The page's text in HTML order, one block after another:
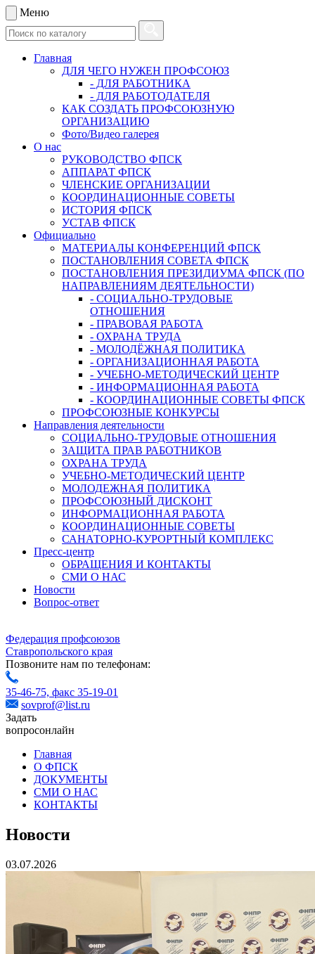
Меню
Главная
ДЛЯ ЧЕГО НУЖЕН ПРОФСОЮЗ
- ДЛЯ РАБОТНИКА
- ДЛЯ РАБОТОДАТЕЛЯ
КАК СОЗДАТЬ ПРОФСОЮЗНУЮ
ОРГАНИЗАЦИЮ
Фото/Видео галерея
О нас
РУКОВОДСТВО ФПСК
АППАРАТ ФПСК
ЧЛЕНСКИЕ ОРГАНИЗАЦИИ
КООРДИНАЦИОННЫЕ СОВЕТЫ
ИСТОРИЯ ФПСК
УСТАВ ФПСК
Официально
МАТЕРИАЛЫ КОНФЕРЕНЦИЙ ФПСК
ПОСТАНОВЛЕНИЯ СОВЕТА ФПСК
ПОСТАНОВЛЕНИЯ ПРЕЗИДИУМА ФПСК (ПО
НАПРАВЛЕНИЯМ ДЕЯТЕЛЬНОСТИ)
- СОЦИАЛЬНО-ТРУДОВЫЕ
ОТНОШЕНИЯ
- ПРАВОВАЯ РАБОТА
- ОХРАНА ТРУДА
- МОЛОДЁЖНАЯ ПОЛИТИКА
- ОРГАНИЗАЦИОННАЯ РАБОТА
- УЧЕБНО-МЕТОДИЧЕСКИЙ ЦЕНТР
- ИНФОРМАЦИОННАЯ РАБОТА
- КООРДИНАЦИОННЫЕ СОВЕТЫ ФПСК
ПРОФСОЮЗНЫЕ КОНКУРСЫ
Направления деятельности
СОЦИАЛЬНО-ТРУДОВЫЕ ОТНОШЕНИЯ
ЗАЩИТА ПРАВ РАБОТНИКОВ
ОХРАНА ТРУДА
УЧЕБНО-МЕТОДИЧЕСКИЙ ЦЕНТР
МОЛОДЕЖНАЯ ПОЛИТИКА
ПРОФСОЮЗНЫЙ ДИСКОНТ
ИНФОРМАЦИОННАЯ РАБОТА
КООРДИНАЦИОННЫЕ СОВЕТЫ
САНАТОРНО-КУРОРТНЫЙ КОМПЛЕКС
Пресс-центр
ОБРАЩЕНИЯ И КОНТАКТЫ
СМИ О НАС
Новости
Вопрос-ответ
Федерация профсоюзов
Ставропольского края
Позвоните нам по телефонам:
35-46-75, факс 35-19-01
sovprof@list.ru
Задать
вопросонлайн
Главная
О ФПСК
ДОКУМЕНТЫ
СМИ О НАС
КОНТАКТЫ
Новости
03.07.2026